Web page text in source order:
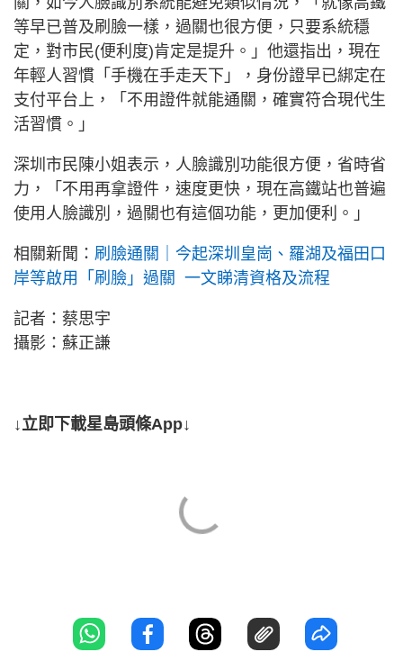
等早已普及刷臉一樣，過關也很方便，只要系統穩
定，對市民(便利度)肯定是提升。」他還指出，現在
年輕人習慣「手機在手走天下」，身份證早已綁定在
支付平台上，「不用證件就能通關，確實符合現代生
活習慣。」
深圳市民陳小姐表示，人臉識別功能很方便，省時省
力，「不用再拿證件，速度更快，現在高鐵站也普遍
使用人臉識別，過關也有這個功能，更加便利。」
相關新聞： 刷臉通關｜今起深圳皇崗、羅湖及福田口
岸等啟用「刷臉」過關 一文睇清資格及流程
記者：蔡思宇
攝影：蘇正謙
↓立即下載星島頭條App↓